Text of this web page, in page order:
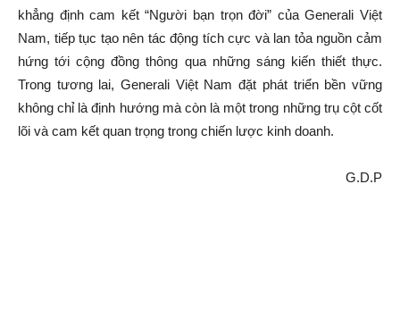
khẳng định cam kết “Người bạn trọn đời” của Generali Việt
Nam, tiếp tục tạo nên tác động tích cực và lan tỏa nguồn cảm
hứng tới cộng đồng thông qua những sáng kiến thiết thực.
Trong tương lai, Generali Việt Nam đặt phát triển bền vững
không chỉ là định hướng mà còn là một trong những trụ cột cốt
lõi và cam kết quan trọng trong chiến lược kinh doanh.
G.D.P